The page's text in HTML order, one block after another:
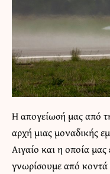
H απογείωσή μας από
αρχή μιας μοναδικής
Αιγαίο και η οποία
γνωρίσουμε από κοντά